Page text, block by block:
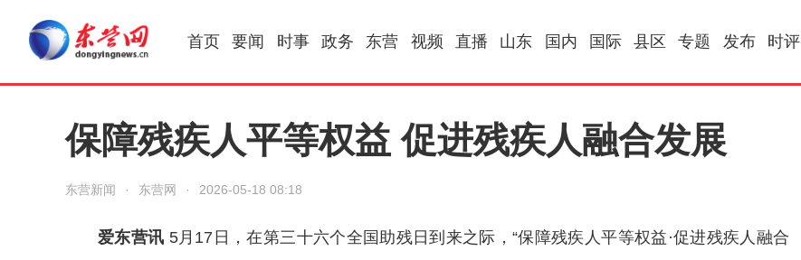
首页 要闻 时事 政务 东营 视频 直播 山东 国内 国际 县区 专题 发布 时评
保障残疾人平等权益 促进残疾人融合发展
东营新闻 · 东营网 · 2026-05-18 08:18
爱东营讯 5月17日，在第三十六个全国助残日到来之际，“保障残疾人平等权益·促进残疾人融合